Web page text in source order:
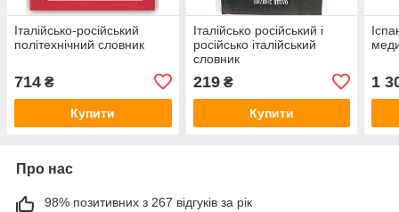
Італійсько-російський
політехнічний словник
714 ₴
Купити
Італійсько російський і
російсько італійський
словник
219₴
Купити
1
Про нас
98% позитивних з 267 відгуків за рік